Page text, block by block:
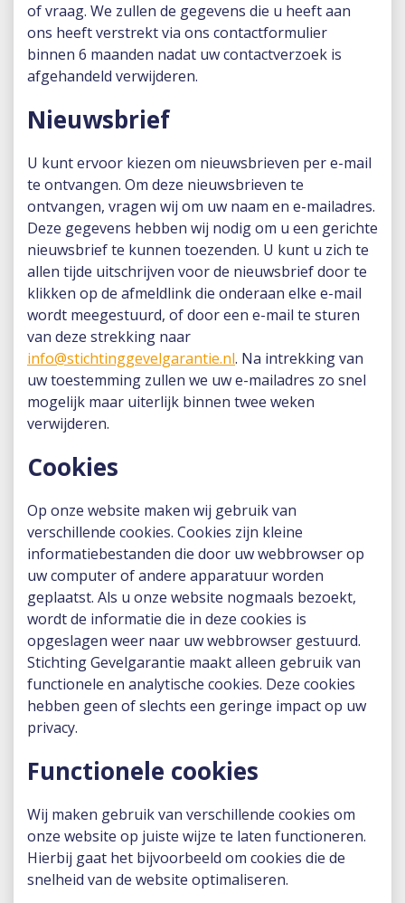
of vraag. We zullen de gegevens die u heeft aan
ons heeft verstrekt via ons contactformulier
binnen 6 maanden nadat uw contactverzoek is
afgehandeld verwijderen.
Nieuwsbrief
U kunt ervoor kiezen om nieuwsbrieven per e-mail
te ontvangen. Om deze nieuwsbrieven te
ontvangen, vragen wij om uw naam en e-mailadres.
Deze gegevens hebben wij nodig om u een gerichte
nieuwsbrief te kunnen toezenden. U kunt u zich te
allen tijde uitschrijven voor de nieuwsbrief door te
klikken op de afmeldlink die onderaan elke e-mail
wordt meegestuurd, of door een e-mail te sturen
van deze strekking naar
info@stichtinggevelgarantie.nl. Na intrekking van
uw toestemming zullen we uw e-mailadres zo snel
mogelijk maar uiterlijk binnen twee weken
verwijderen.
Cookies
Op onze website maken wij gebruik van
verschillende cookies. Cookies zijn kleine
informatiebestanden die door uw webbrowser op
uw computer of andere apparatuur worden
geplaatst. Als u onze website nogmaals bezoekt,
wordt de informatie die in deze cookies is
opgeslagen weer naar uw webbrowser gestuurd.
Stichting Gevelgarantie maakt alleen gebruik van
functionele en analytische cookies. Deze cookies
hebben geen of slechts een geringe impact op uw
privacy.
Functionele cookies
Wij maken gebruik van verschillende cookies om
onze website op juiste wijze te laten functioneren.
Hierbij gaat het bijvoorbeeld om cookies die de
snelheid van de website optimaliseren.